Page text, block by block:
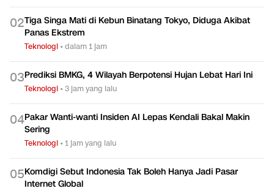
02Tiga Singa Mati di Kebun Binatang Tokyo, Diduga Akibat
Panas Ekstrem
Teknologi •dalam 1 jam
03Prediksi BMKG, 4 Wilayah Berpotensi Hujan Lebat Hari Ini
Teknologi •3 jam yang lalu
04Pakar Wanti-wanti Insiden AI Lepas Kendali Bakal Makin
Sering
Teknologi •1 jam yang lalu
05Komdigi Sebut Indonesia Tak Boleh Hanya Jadi Pasar
Internet Global